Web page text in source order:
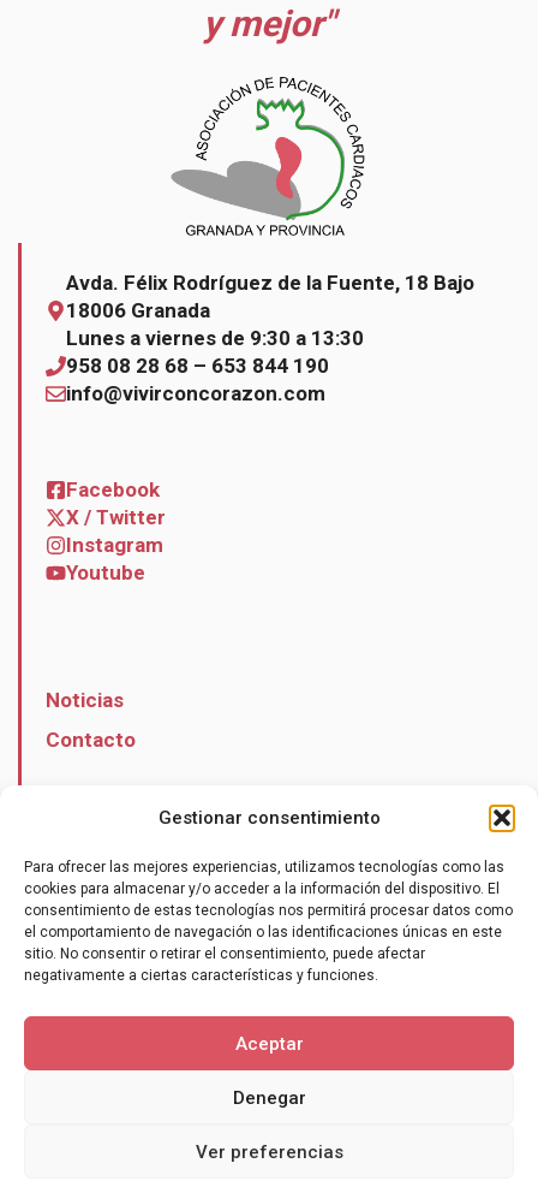
Gestionar consentimiento
Para ofrecer las mejores experiencias, utilizamos tecnologías como las
cookies para almacenar y/o acceder a la información del dispositivo. El
consentimiento de estas tecnologías nos permitirá procesar datos como
el comportamiento de navegación o las identificaciones únicas en este
sitio. No consentir o retirar el consentimiento, puede afectar
negativamente a ciertas características y funciones.
Aceptar
Denegar
Ver preferencias
y mejor"
Avda. Félix Rodríguez de la Fuente, 18 Bajo
18006 Granada
Lunes a viernes de 9:30 a 13:30
958 08 28 68 – 653 844 190
info@vivirconcorazon.com
Facebook
X / Twitter
Instagram
Youtube
Noticias
Contacto
Hazte socio
Política de privacidad